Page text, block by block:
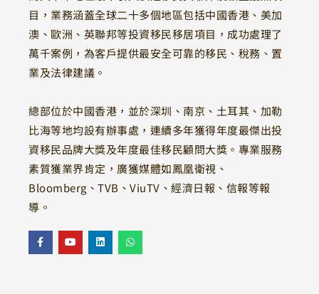
目，業務涵蓋全球二十多個地區包括中國香港、美加
澳、歐洲、英聯邦等投資移民移居項目，成功處理了
萬千案例，為客戶提供最安全可靠的移民、稅務、置
業及法律建議。
總部位於中國香港，並於深圳、南京、土耳其、加勒
比海等地均設有辦事處，連續多年獲得年度最傑出投
資移民品牌大獎及年度最佳移民顧問大獎。專業服務
素質獲業界肯定，廣獲媒體如鳳凰衛視、
Bloomberg、TVB、ViuTV、經濟日報、信報等報
導。